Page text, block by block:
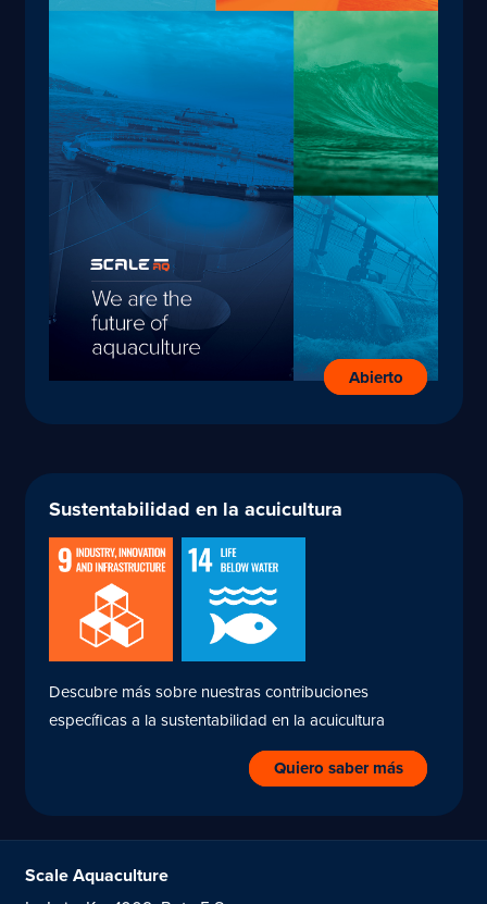
Abierto
Sustentabilidad en la acuicultura
Descubre más sobre nuestras contribuciones
específicas a la sustentabilidad en la acuicultura
Quiero saber más
Scale Aquaculture